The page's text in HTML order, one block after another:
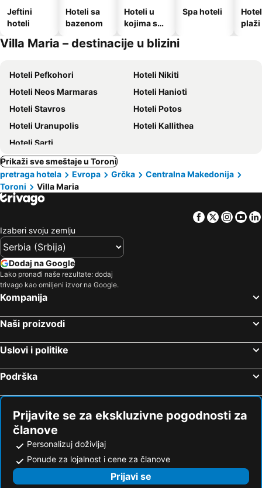
Jeftini
hoteli
Hoteli sa
bazenom
Hoteli u
kojima su
kućni
Spa hoteli
plaži
Villa Maria – destinacije u blizini
Hoteli Pefkohori
Hoteli Nikiti
Hoteli Neos Marmaras
Hoteli Hanioti
Hoteli Stavros
Hoteli Potos
Hoteli Uranupolis
Hoteli Kallithea
Hoteli Sarti
Prikaži sve smeštaje u Toroni
pretraga hotela
Evropa Grčka
Centralna Makedonija
Toroni
Villa Maria
Facebook
Twitter
Izaberi svoju zemlju
Dodaj na Google
Lako pronađi naše rezultate: dodaj
trivago kao omiljeni izvor na Google.
Kompanija
Naši proizvodi
Uslovi i politike
Podrška
Prijavite se za ekskluzivne pogodnosti za
članove
Personalizuj doživljaj
Ponude za lojalnost i cene za članove
Prijavi se